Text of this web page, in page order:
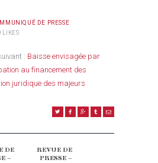
DE PRESSE
LIKES
: Baisse envisagée par
au financement des
juridique des majeurs
post:
DE
–
Next post:
REVUE DE
PRESSE –